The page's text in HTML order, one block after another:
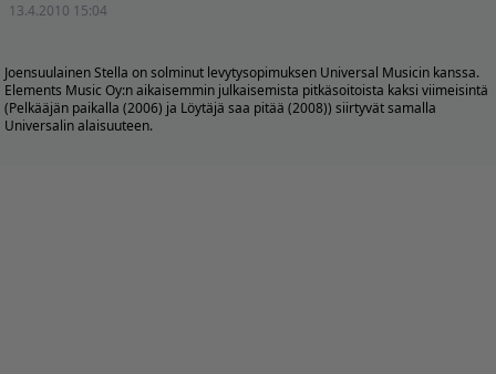
13.4.2010 15:04
Joensuulainen Stella on solminut levytysopimuksen Universal Musicin kanssa.
Elements Music Oy:n aikaisemmin julkaisemista pitkäsoitoista kaksi viimeisintä
(Pelkääjän paikalla (2006) ja Löytäjä saa pitää (2008)) siirtyvät samalla
Universalin alaisuuteen.